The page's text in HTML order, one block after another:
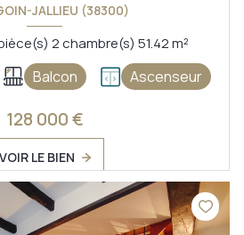
JALLIEU (38300)
Appartement 3 pièce(s) 2 chambre(s) 51.42 m²
Balcon Ascenseur
128 000 €
VOIR LE BIEN